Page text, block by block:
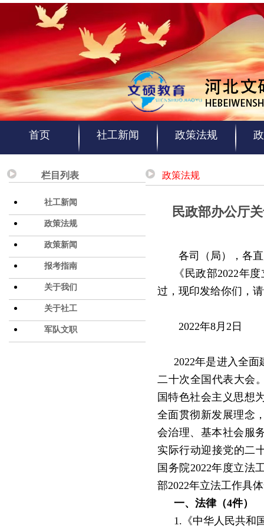
首页 社工新闻 政策法规
栏目列表
社工新闻
政策法规
政策新闻
报考指南
关于我们
关于社工
军队文职
政策法规
民政部办公厅
各司（局），各
《民政部2022年
过，现印发给你们，
2022年8月2日
2022年是进入全
二十次全国代表大会
国特色社会主义思想
全面贯彻新发展理念
会治理、基本社会服
实际行动迎接党的二
国务院2022年度立法
部2022年立法工作具
一、法律（4件）
1.《中华人民共和